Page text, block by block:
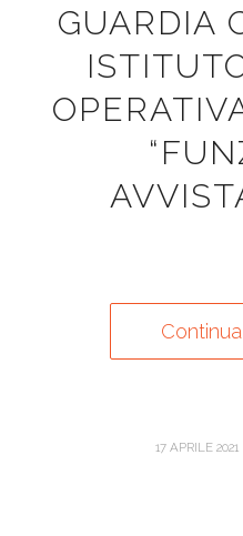
GUARDIA
17 APRILE 2021
/